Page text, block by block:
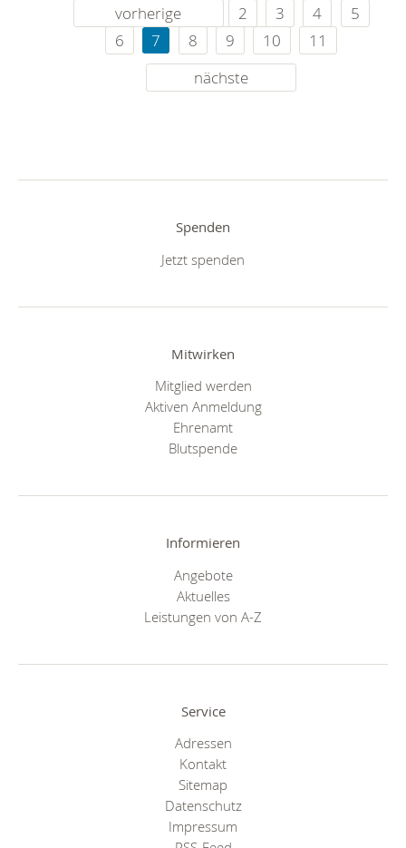
vorherige 2 3 4
5
6
7 8 9 10
11
nächste
Spenden
Jetzt spenden
Mitwirken
Mitglied werden
Aktiven Anmeldung
Ehrenamt
Blutspende
Informieren
Angebote
Aktuelles
Leistungen von A-Z
Service
Adressen
Kontakt
Sitemap
Datenschutz
Impressum